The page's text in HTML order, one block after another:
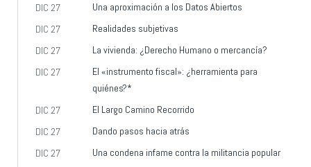
DIC 27
Una aproximación a los Datos Abiertos
DIC 27
Realidades subjetivas
DIC 27
La vivienda: ¿Derecho Humano o mercancía?
DIC 27
El «instrumento fiscal»: ¿herramienta para
quiénes?*
DIC 27
El Largo Camino Recorrido
DIC 27
Dando pasos hacia atrás
DIC 27
Una condena infame contra la militancia popular